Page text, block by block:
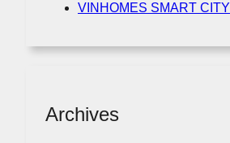
VINHOMES SMART CITY
Archives